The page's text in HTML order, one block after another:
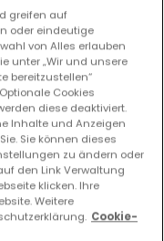
versuchen Sie
- nach Typ
greifen auf
oder eindeutige
von Alles erlauben
unter „Wir und unsere
bereitzustellen“
Cookies
diese deaktiviert.
Inhalte und Anzeigen
Sie können dieses
zu ändern oder
den Link Verwaltung
klicken. Ihre
Weitere
Cookie-